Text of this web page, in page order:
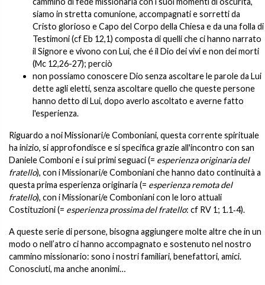
siamo in stretta comunione, accompagnati e sorretti da
Cristo glorioso e Capo del Corpo della Chiesa e da una folla di
Testimoni (cf Eb 12,1) composta di quelli che ci hanno narrato
il Signore e vivono con Lui, che é il Dio dei vivi e non dei morti
(Mc 12,26-27); perciò
non possiamo conoscere Dio senza ascoltare le parole da Lui
dette agli eletti, senza ascoltare quello che queste persone
hanno detto di Lui, dopo averlo ascoltato e averne fatto
l'esperienza.
Riguardo a noi Missionari/e Comboniani, questa corrente spirituale
ha inizio, si approfondisce e si specifica grazie all'incontro con san
Daniele Comboni e i sui primi seguaci (= esperienza originaria del
fratello), con i Missionari/e Comboniani che hanno dato continuità a
questa prima esperienza originaria (= esperienza remota del
fratello), con i Missionari/e Comboniani con le loro attuali
Costituzioni (= esperienza prossima del fratello: cf RV 1; 1.1‑4).
A queste serie di persone, bisogna aggiungere molte altre che in un
modo o nell’atro ci hanno accompagnato e sostenuto nel nostro
cammino missionario: sono i nostri familiari, benefattori, amici.
Conosciuti, ma anche anonimi…